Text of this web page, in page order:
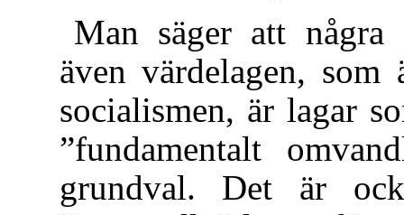
Man säger att några
även värdelagen, som
socialismen, är lagar
”fundamentalt
grundval. Det är